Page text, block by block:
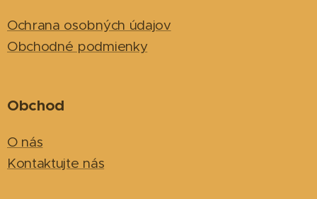
Ochrana osobných údajov
Obchodné podmienky
Obchod
O nás
Kontaktujte nás